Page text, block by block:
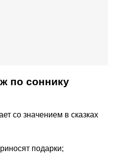
по соннику
со значением в сказках
подарки;